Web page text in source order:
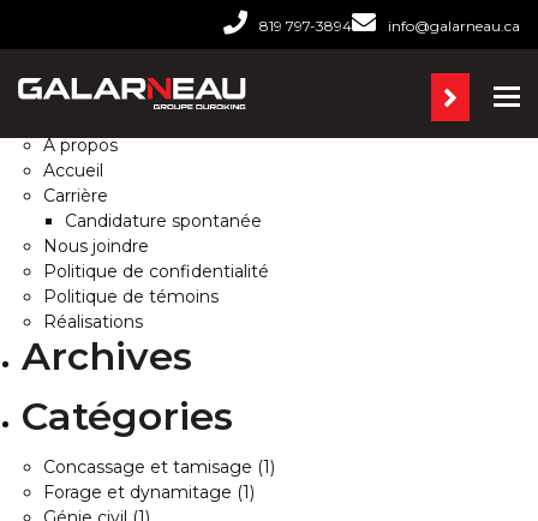
819 797-3894 info@galarneau.ca
Pages
À propos
Accueil
Carrière
Candidature spontanée
Nous joindre
Politique de confidentialité
Politique de témoins
Réalisations
Archives
Catégories
Concassage et tamisage (1)
Forage et dynamitage (1)